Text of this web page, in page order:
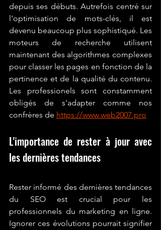
depuis ses débuts. Autrefois centré sur
l'optimisation de mots-clés, il est
devenu beaucoup plus sophistiqué. Les
moteurs de recherche utilisent
maintenant des algorithmes complexes
pour classer les pages en fonction de la
pertinence et de la qualité du contenu.
Les professionels sont constamment
obligés de s'adapter comme nos
confrères de https://www.web2007.pro
L'importance de rester à jour avec
les dernières tendances
Rester informé des dernières tendances
du SEO est crucial pour les
professionnels du marketing en ligne.
Ignorer ces évolutions pourrait signifier